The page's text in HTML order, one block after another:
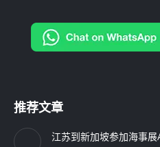
推荐文章
江苏到新加坡参加海事